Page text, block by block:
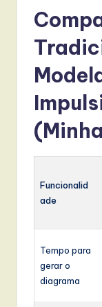
Funcionalid
ade
Tempo para
gerar o
diagrama